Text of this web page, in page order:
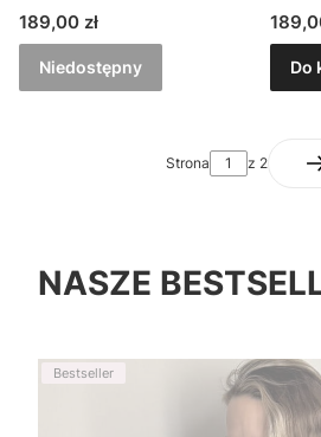
Cena
189,00 zł
Niedostępny
Cena
Do
Strona z 2
NASZE
Bestseller